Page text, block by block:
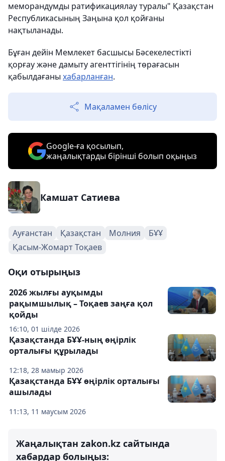
меморандумды ратификациялау туралы" Қазақстан
Республикасының Заңына қол қойғаны
нақтыланады.
Бұған дейін Мемлекет басшысы Бәсекелестікті
қорғау және дамыту агенттігінің төрағасын
қабылдағаны хабарланған.
Мақаламен бөлісу
Google-ға қосылып,
жаңалықтарды бірінші болып оқыңыз
Камшат Сатиева
Ауғанстан Қазақстан Молния
БҰҰ
Қасым-Жомарт Тоқаев
Оқи отырыңыз
16:10, 01 шілде 2026
2026 жылғы ауқымды
рақымшылық – Тоқаев заңға қол
қойды
12:18, 28 мамыр 2026
Қазақстанда БҰҰ-ның өңірлік
орталығы құрылады
11:13, 11 маусым 2026
Қазақстанда БҰҰ өңірлік орталығы
ашылады
Жаңалықтан zakon.kz сайтында
хабардар болыңыз: